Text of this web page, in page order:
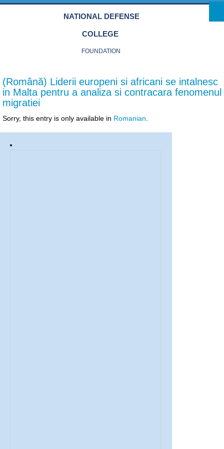
Skip to main content
NATIONAL DEFENSE
COLLEGE
FOUNDATION
(Română) Liderii europeni si africani se intalnesc
in Malta pentru a analiza si contracara fenomenul
migratiei
Sorry, this entry is only available in Romanian